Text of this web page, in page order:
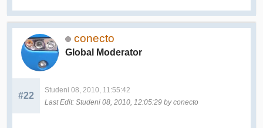
conecto
Global Moderator
#22
Studeni 08, 2010, 11:55:42
Last Edit: Studeni 08, 2010, 12:05:29 by conecto